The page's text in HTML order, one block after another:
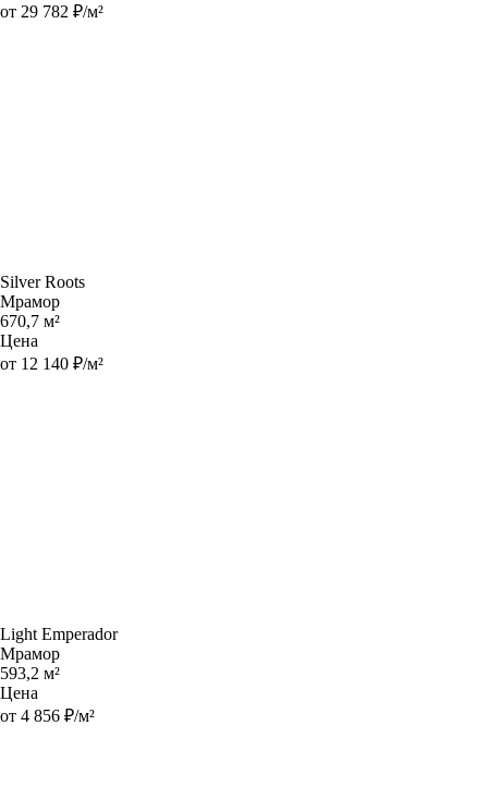
от 29 782 ₽/м²
Silver Roots
Мрамор
670,7 м²
Цена
от 12 140 ₽/м²
Light Emperador
Мрамор
593,2 м²
Цена
от 4 856 ₽/м²